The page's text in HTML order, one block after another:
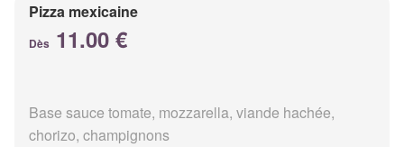
Pizza mexicaine
Dès 11.00 €
Base sauce tomate, mozzarella, viande hachée,
chorizo, champignons